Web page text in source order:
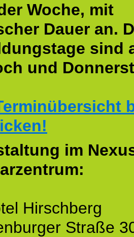
Woche, mit
Dauer an.
sind
und
im
Hirschberg
Straße